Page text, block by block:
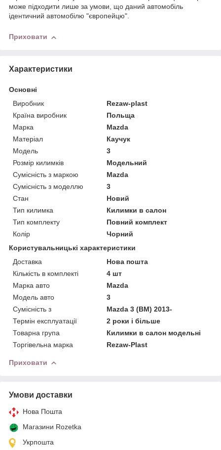
може підходити лише за умови, що даний автомобіль
ідентичний автомобілю "європейцю".
Приховати
Характеристики
Основні
Виробник
Rezaw-plast
Країна виробник
Польща
Марка
Mazda
Матеріал
Каучук
Модель
3
Розмір килимків
Модельний
Сумісність з маркою
Mazda
Сумісність з моделлю
3
Стан
Новий
Тип килимка
Килимки в салон
Тип комплекту
Повний комплект
Колір
Чорний
Користувальницькі характеристики
Доставка
Нова пошта
Кількість в комплекті
4 шт
Марка авто
Mazda
Модель авто
3
Сумісність з
Mazda 3 (BM) 2013-
Термін експлуатації
2 роки і більше
Товарна група
Килимки в салон модельні
Торгівельна марка
Rezaw-Plast
Приховати
Умови доставки
Нова Пошта
Магазини Rozetka
Укрпошта